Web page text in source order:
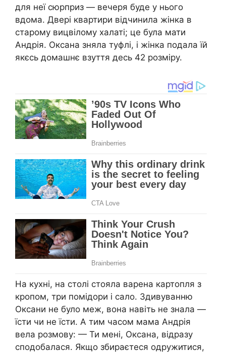
для неї сюрприз — вечеря буде у нього
вдома. Двері квартири відчинила жінка в
старому вицвілому халаті; це була мати
Андрія. Оксана зняла туфлі, і жінка подала їй
якєсь домашнє взуття десь 42 розміру.
На кухні, на столі стояла варена картопля з
кропом, три помідори і сало. Здивуванню
Оксани не було меж, вона навіть не знала —
їсти чи не їсти. А тим часом мама Андрія
вела розмову: — Ти мені, Оксана, відразу
сподобалася. Якщо збираєтеся одружитися,